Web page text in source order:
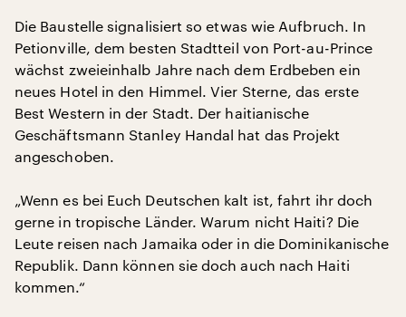
Die Baustelle signalisiert so etwas wie Aufbruch. In
Petionville, dem besten Stadtteil von Port-au-Prince
wächst zweieinhalb Jahre nach dem Erdbeben ein
neues Hotel in den Himmel. Vier Sterne, das erste
Best Western in der Stadt. Der haitianische
Geschäftsmann Stanley Handal hat das Projekt
angeschoben.
„Wenn es bei Euch Deutschen kalt ist, fahrt ihr doch
gerne in tropische Länder. Warum nicht Haiti? Die
Leute reisen nach Jamaika oder in die Dominikanische
Republik. Dann können sie doch auch nach Haiti
kommen.“